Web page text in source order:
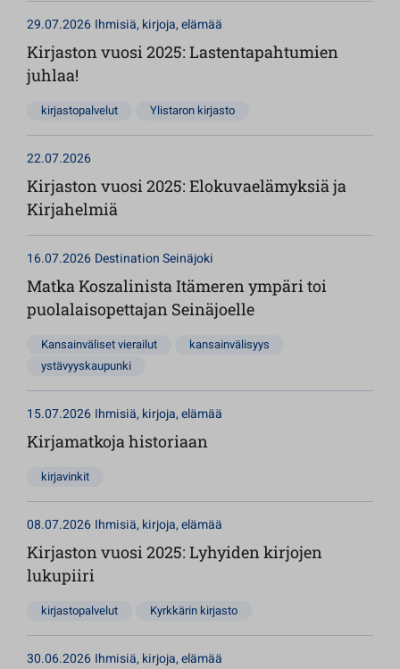
29.07.2026 Ihmisiä, kirjoja, elämää
Kirjaston vuosi 2025: Lastentapahtumien
juhlaa!
kirjastopalvelut Ylistaron kirjasto
22.07.2026
Kirjaston vuosi 2025: Elokuvaelämyksiä ja
Kirjahelmiä
16.07.2026 Destination Seinäjoki
Matka Koszalinista Itämeren ympäri toi
puolalaisopettajan Seinäjoelle
Kansainväliset vierailut
kansainvälisyys
ystävyyskaupunki
15.07.2026 Ihmisiä, kirjoja, elämää
Kirjamatkoja historiaan
kirjavinkit
08.07.2026 Ihmisiä, kirjoja, elämää
Kirjaston vuosi 2025: Lyhyiden kirjojen
lukupiiri
kirjastopalvelut Kyrkkärin kirjasto
30.06.2026 Ihmisiä, kirjoja, elämää